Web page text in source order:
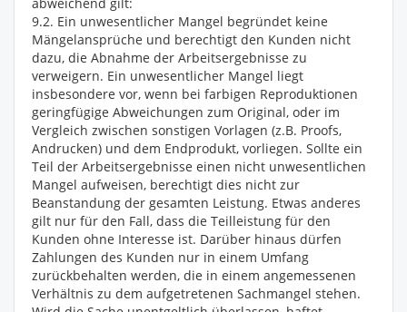
9.2. Ein unwesentlicher Mangel begründet keine
Mängelansprüche und berechtigt den Kunden nicht
dazu, die Abnahme der Arbeitsergebnisse zu
verweigern. Ein unwesentlicher Mangel liegt
insbesondere vor, wenn bei farbigen Reproduktionen
geringfügige Abweichungen zum Original, oder im
Vergleich zwischen sonstigen Vorlagen (z.B. Proofs,
Andrucken) und dem Endprodukt, vorliegen. Sollte ein
Teil der Arbeitsergebnisse einen nicht unwesentlichen
Mangel aufweisen, berechtigt dies nicht zur
Beanstandung der gesamten Leistung. Etwas anderes
gilt nur für den Fall, dass die Teilleistung für den
Kunden ohne Interesse ist. Darüber hinaus dürfen
Zahlungen des Kunden nur in einem Umfang
zurückbehalten werden, die in einem angemessenen
Verhältnis zu dem aufgetretenen Sachmangel stehen.